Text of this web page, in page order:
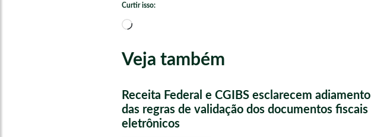
Curtir isso:
Carregando...
Veja também
Receita Federal e CGIBS esclarecem adiamento
das regras de validação dos documentos fiscais
eletrônicos